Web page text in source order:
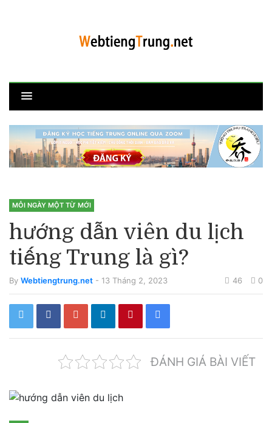
MỖI NGÀY MỘT TỪ MỚI
hướng dẫn viên du lịch
tiếng Trung là gì?
By Webtiengtrung.net - 13 Tháng 2, 2023 46 0
ĐÁNH GIÁ BÀI VIẾT